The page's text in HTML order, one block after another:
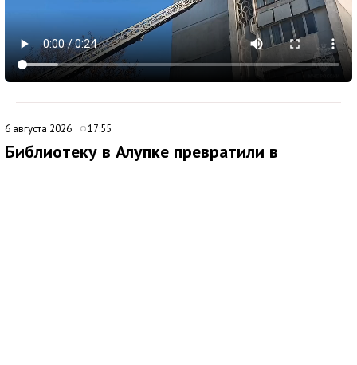
6 августа 2026 17:55
Библиотеку в Алупке превратили в